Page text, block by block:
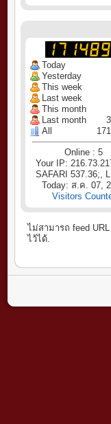
Today
Yesterday
This week
Last week
This month
Last month
All
Online : 5
Your IP:
SAFARI 537.36;,
Today: ส.ค. 07,
Visitors
ไม่สามารถ feed
ไว้ได้.